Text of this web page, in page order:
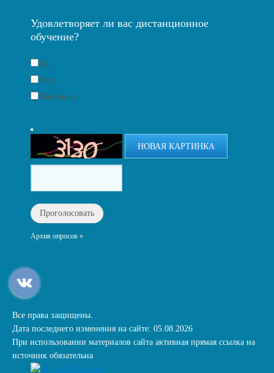
Удовлетворяет ли вас дистанционное
обучение?
Да
Нет
Частично
НОВАЯ КАРТИНКА
Архив опросов »
Все права защищены.
Дата последнего изменения на сайте: 05.08.2026
При использовании материалов сайта активная прямая ссылка на
источник обязательна